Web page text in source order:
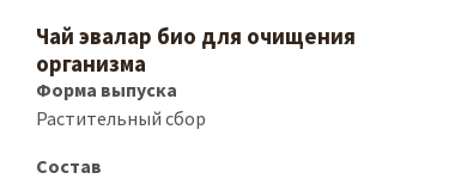
Чай эвалар био для очищения
организма
Форма выпуска
Растительный сбор
Состав